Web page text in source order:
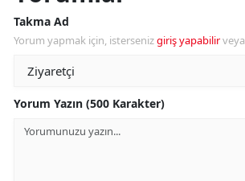
Takma Ad
Yorum yapmak için, istersenizgiriş yapabilirveya
Yorum Yazın (500 Karakter)